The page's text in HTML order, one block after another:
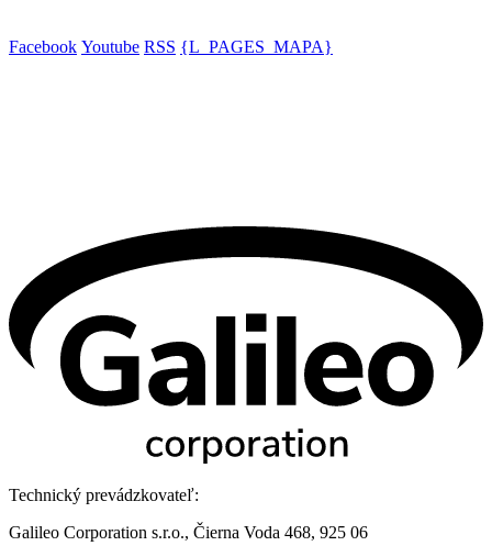
Facebook Youtube RSS {L_PAGES_MAPA}
Technický prevádzkovateľ:
Galileo Corporation s.r.o., Čierna Voda 468, 925 06